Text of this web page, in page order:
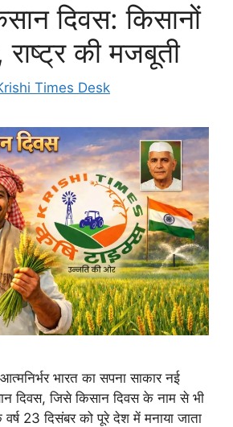
दिवस: किसानों
राष्ट्र की मजबूती
Times Desk
भारत का सपना साकार नई
दिवस, जिसे किसान दिवस के नाम से भी
वर्ष 23 दिसंबर को पूरे देश में मनाया जाता